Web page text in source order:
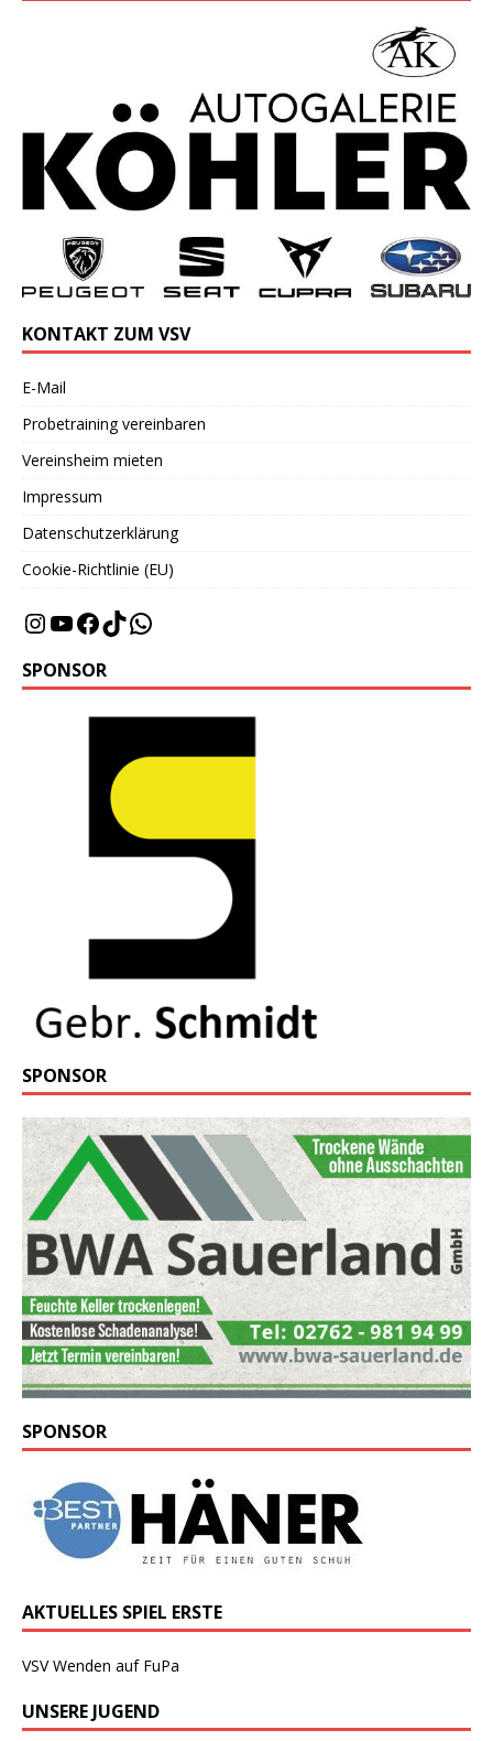
KONTAKT ZUM VSV
E-Mail
Probetraining vereinbaren
Vereinsheim mieten
Impressum
Datenschutzerklärung
Cookie-Richtlinie (EU)
SPONSOR
SPONSOR
SPONSOR
AKTUELLES SPIEL ERSTE
VSV Wenden auf FuPa
UNSERE JUGEND